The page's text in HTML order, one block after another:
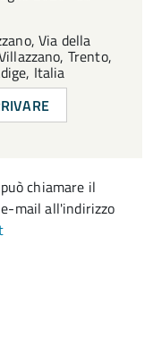
Via della
Trento,
Italia
chiamare il
mail all'indirizzo